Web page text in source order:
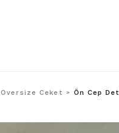
Oversize Ceket Ön Cep